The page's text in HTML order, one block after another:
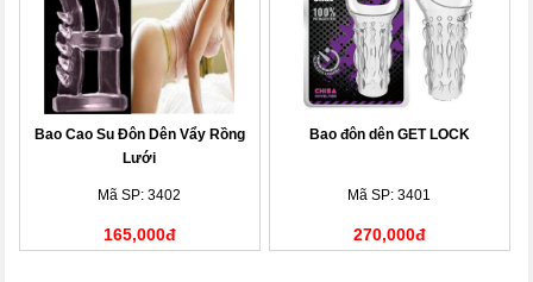
Bao Cao Su Đôn Dên Vẩy Rồng
Lưới
Mã SP: 3402
165,000đ
Bao đôn dên GET LOCK
Mã SP: 3401
270,000đ